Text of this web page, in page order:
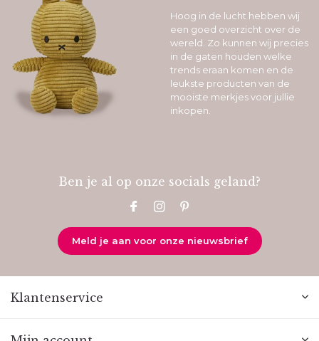
Hoog in de lucht hebben wij
een goed overzicht over de
wereld. Zo kunnen wij precies
in de gaten houden welke
trends eraan komen en de
leukste producten van de
mooiste merkjes voor jullie
inkopen.
Ben je al op onze socials geland?
Meld je aan voor onze nieuwsbrief
Klantenservice